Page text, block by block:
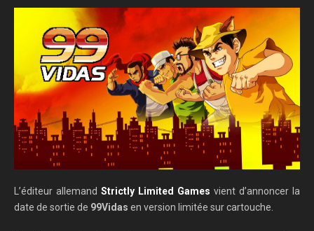
L’éditeur allemand Strictly Limited Games vient d’annoncer la
date de sortie de 99Vidas en version limitée sur cartouche.